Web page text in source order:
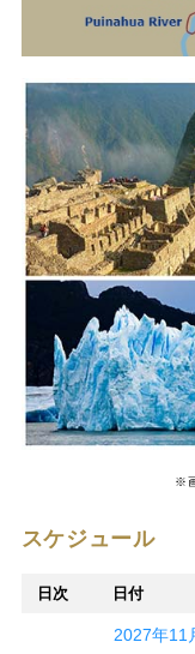
※
スケジュール
日次 日付
2027年11